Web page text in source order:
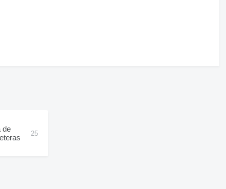
de
25